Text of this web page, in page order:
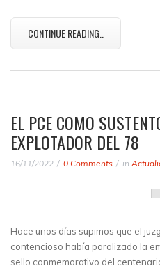
CONTINUE READING..
EL PCE COMO
EXPLOTADOR DEL 78
16/11/2022 0 Comments in
Hace unos días supimos que el
contencioso había paralizado la
sello conmemorativo del